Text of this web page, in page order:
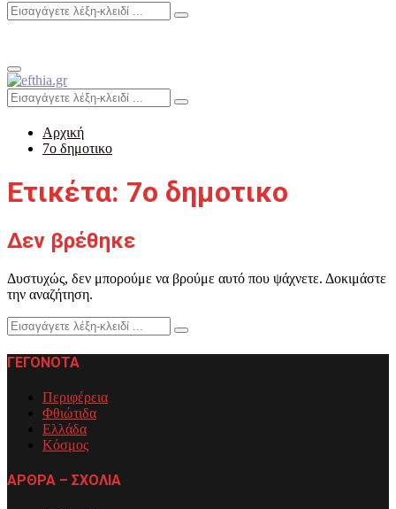
Search
Search
Primary
Menu
Search
for:
Search
Αρχική
7ο δημοτικο
Ετικέτα: 7ο δημοτικο
Δεν βρέθηκε
Δυστυχώς, δεν μπορούμε να βρούμε αυτό που ψάχνετε. Δοκιμάστε
την αναζήτηση.
Search
for:
Search
ΓΕΓΟΝΟΤΑ
Περιφέρεια
Φθιώτιδα
Ελλάδα
Κόσμος
ΑΡΘΡΑ – ΣΧΟΛΙΑ